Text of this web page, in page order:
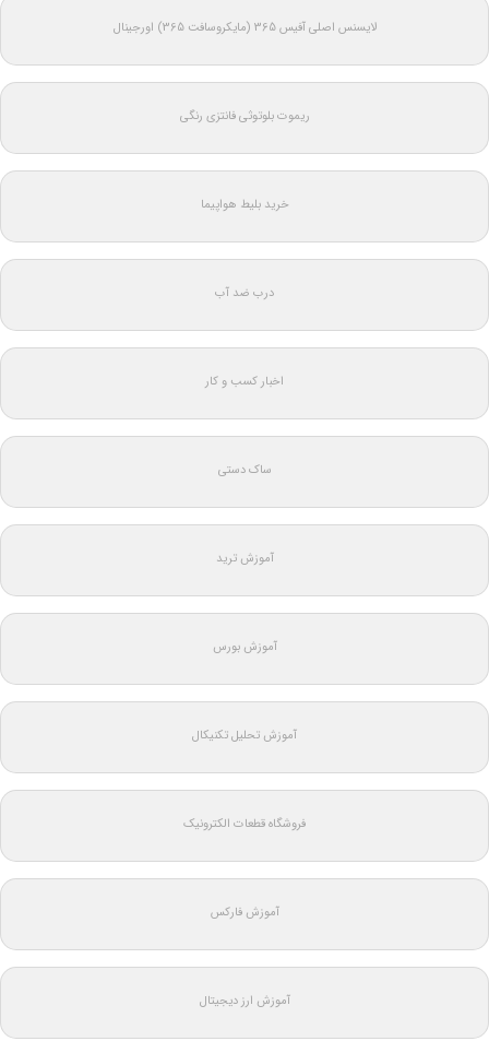
لایسنس اصلی آفیس 365 (مایکروسافت 365) اورجینال
ریموت بلوتوثی فانتزی رنگی
خرید بلیط هواپیما
درب ضد آب
اخبار کسب و کار
ساک دستی
آموزش ترید
آموزش بورس
آموزش تحلیل تکنیکال
فروشگاه قطعات الکترونیک
آموزش فارکس
آموزش ارز دیجیتال